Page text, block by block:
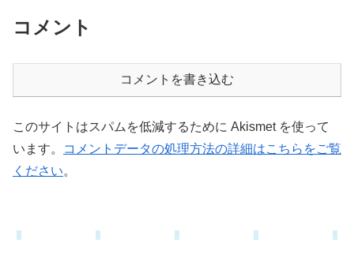
コメント
コメントを書き込む
このサイトはスパムを低減するために Akismet を使って
います。
コメントデータの処理方法の詳細はこちらをご覧
ください。